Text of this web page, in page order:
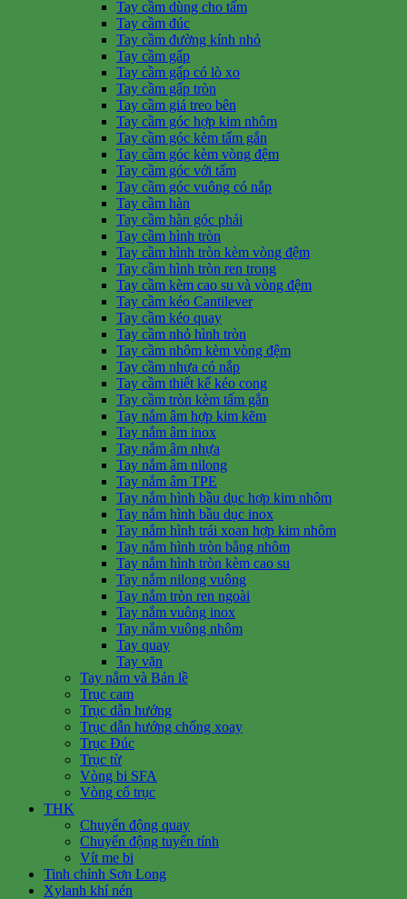
Tay cầm dùng cho tấm
Tay cầm đúc
Tay cầm đường kính nhỏ
Tay cầm gấp
Tay cầm gấp có lò xo
Tay cầm gấp tròn
Tay cầm giá treo bên
Tay cầm góc hợp kim nhôm
Tay cầm góc kèm tấm gắn
Tay cầm góc kèm vòng đệm
Tay cầm góc với tấm
Tay cầm góc vuông có nắp
Tay cầm hàn
Tay cầm hàn góc phải
Tay cầm hình tròn
Tay cầm hình tròn kèm vòng đệm
Tay cầm hình tròn ren trong
Tay cầm kèm cao su và vòng đệm
Tay cầm kéo Cantilever
Tay cầm kéo quay
Tay cầm nhỏ hình tròn
Tay cầm nhôm kèm vòng đệm
Tay cầm nhựa có nắp
Tay cầm thiết kế kéo cong
Tay cầm tròn kèm tấm gắn
Tay nắm âm hợp kim kẽm
Tay nắm âm inox
Tay nắm âm nhựa
Tay nắm âm nilong
Tay nắm âm TPE
Tay nắm hình bầu dục hợp kim nhôm
Tay nắm hình bầu dục inox
Tay nắm hình trái xoan hợp kim nhôm
Tay nắm hình tròn bằng nhôm
Tay nắm hình tròn kèm cao su
Tay nắm nilong vuông
Tay nắm tròn ren ngoài
Tay nắm vuông inox
Tay nắm vuông nhôm
Tay quay
Tay vặn
Tay nắm và Bản lề
Trục cam
Trục dẫn hướng
Trục dẫn hướng chống xoay
Trục Đúc
Trục từ
Vòng bi SFA
Vòng cổ trục
THK
Chuyển động quay
Chuyển động tuyến tính
Vít me bi
Tinh chỉnh Sơn Long
Xylanh khí nén